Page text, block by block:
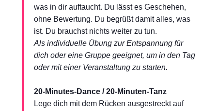
was in dir auftaucht. Du lässt es Geschehen,
ohne Bewertung. Du begrüßt damit alles, was
ist. Du brauchst nichts weiter zu tun.
Als individuelle Übung zur Entspannung für
dich oder eine Gruppe geeignet, um in den Tag
oder mit einer Veranstaltung zu starten.
20-Minutes-Dance / 20-Minuten-Tanz
Lege dich mit dem Rücken ausgestreckt auf